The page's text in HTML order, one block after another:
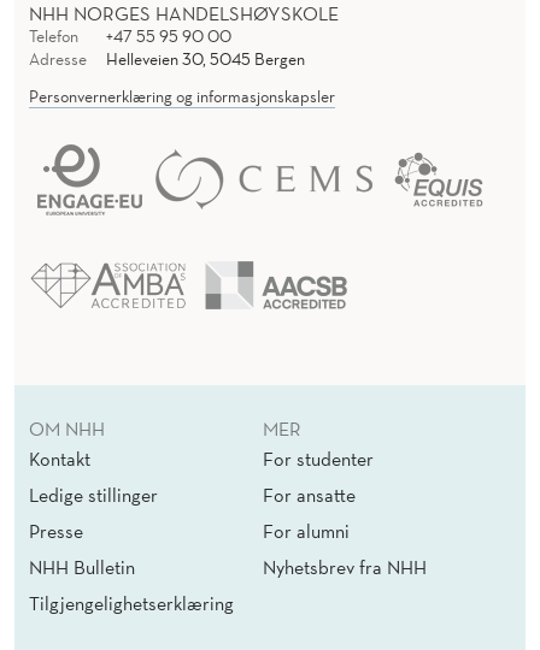
NHH NORGES HANDELSHØYSKOLE
Telefon
+47 55 95 90 00
Adresse
Helleveien 30, 5045 Bergen
Personvernerklæring og informasjonskapsler
OM NHH
Kontakt
Ledige stillinger
Presse
NHH Bulletin
Tilgjengelighetserklæring
MER
For studenter
For ansatte
For alumni
Nyhetsbrev fra NHH